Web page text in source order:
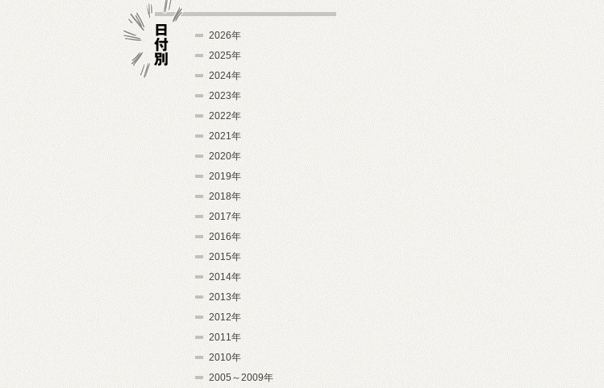
2026年
2025年
2024年
2023年
2022年
2021年
2020年
2019年
2018年
2017年
2016年
2015年
2014年
2013年
2012年
2011年
2010年
2005～2009年